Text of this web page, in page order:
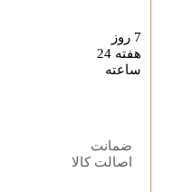
هفته 24
ساعته
ضمانت
اصالت کالا